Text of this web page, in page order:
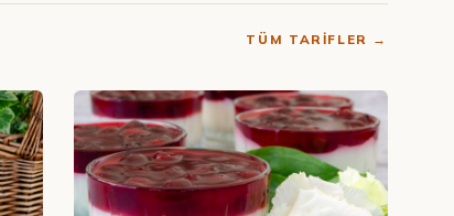
TÜM TARIFLER →